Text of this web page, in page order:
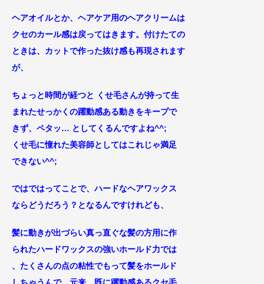
ヘアオイルとか、ヘアケア用のヘアクリームは
クセのカール感は戻ってはきます。付けたての
ときは、カットで作った抜け感も再現されます
が、
ちょっと時間が経つと くせ毛さんが持って生
まれたせっかくの躍動感ある動きをキープで
きず、ペタッ… としてくるんですよね^^;
くせ毛に憧れた美容師としてはこれじゃ満足
できない^^;
ではではってことで、ハードなヘアワックス
ならどうだろう？となるんですけれども、
髪に動きが出づらい真っ直ぐな髪の方用に作
られたハードワックスの強いホールド力では
、たくさんの点の粘性でもって髪をホールド